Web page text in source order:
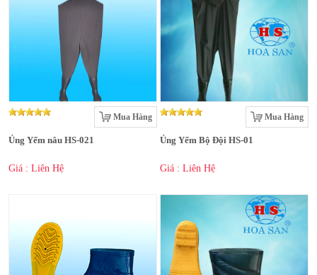
Mua Hàng
Ủng Yếm nâu HS-021
Giá : Liên Hệ
Mua Hàng
Ủng Yếm Bộ Đội HS-01
Giá : Liên Hệ